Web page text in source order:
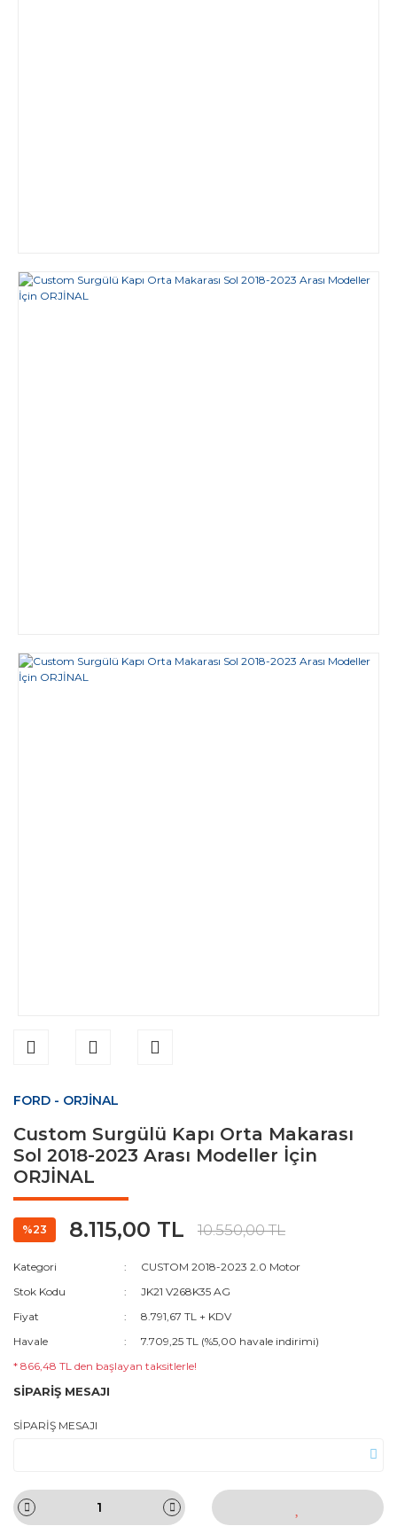
FORD - ORJİNAL
Custom Surgülü Kapı Orta Makarası
Sol 2018-2023 Arası Modeller İçin
ORJİNAL
%23 8.115,00 TL 10.550,00 TL
Kategori
CUSTOM 2018-2023 2.0 Motor
Stok Kodu
JK21 V268K35 AG
Fiyat
8.791,67 TL + KDV
Havale
7.709,25 TL (%5,00 havale indirimi)
* 866,48 TL den başlayan taksitlerle!
SİPARİŞ MESAJI
SİPARİŞ MESAJI